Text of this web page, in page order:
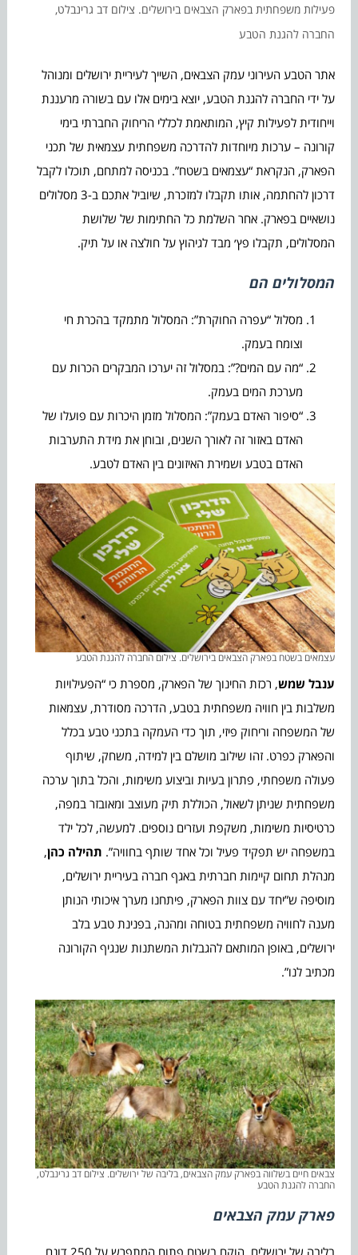
פעילות משפחתית בפארק הצבאים בירושלים. צילום דב גרינבלט,
החברה להגנת הטבע
אתר הטבע העירוני עמק הצבאים, השייך לעיריית ירושלים ומנוהל
על ידי החברה להגנת הטבע, יוצא בימים אלו עם בשורה מרעננת
וייחודית לפעילות קיץ, המותאמת לכללי הריחוק החברתי בימי
קורונה – ערכות מיוחדות להדרכה משפחתית עצמאית של תכני
הפארק, הנקראת “עצמאים בשטח”. בכניסה למתחם, תוכלו לקבל
דרכון להחתמה, אותו תקבלו למזכרת, שיוביל אתכם ב-3 מסלולים
נושאיים בפארק. אחר השלמת כל החתימות של שלושת
המסלולים, תקבלו פץ׳ מבד לגיהוץ על חולצה או על תיק.
המסלולים הם
מסלול “עפרה החוקרת”: המסלול מתמקד בהכרת חי
וצומח בעמק.
“מה עם המים?”: במסלול זה יערכו המבקרים הכרות עם
מערכת המים בעמק.
“סיפור האדם בעמק”: המסלול מזמן היכרות עם פועלו של
האדם באזור זה לאורך השנים, ובוחן את מידת התערבות
האדם בטבע ושמירת האיזונים בין האדם לטבע.
עצמאים בשטח בפארק הצבאים בירושלים. צילום החברה להגנת הטבע
ענבל שמש, רכזת החינוך של הפארק, מספרת כי “הפעילויות
משלבות בין חוויה משפחתית בטבע, הדרכה מסודרת, עצמאות
של המשפחה וריחוק פיזי, תוך כדי העמקה בתכני טבע בכלל
והפארק כפרט. זהו שילוב מושלם בין למידה, משחק, שיתוף
פעולה משפחתי, פתרון בעיות וביצוע משימות, והכל בתוך ערכה
משפחתית שניתן לשאול, הכוללת תיק מעוצב ומאובזר במפה,
כרטיסיות משימות, משקפת ועזרים נוספים. למעשה, לכל ילד
במשפחה יש תפקיד פעיל וכל אחד שותף בחוויה”. תהילה כהן,
מנהלת תחום קיימות חברתית באגף חברה בעיריית ירושלים,
מוסיפה ש”יחד עם צוות הפארק, פיתחנו מערך איכותי הנותן
מענה לחוויה משפחתית בטוחה ומהנה, בפנינת טבע בלב
ירושלים, באופן המותאם להגבלות המשתנות שנגיף הקורונה
מכתיב לנו”.
צבאים חיים בשלווה בפארק עמק הצבאים, בליבה של ירושלים. צילום דב גרינבלט,
החברה להגנת הטבע
פארק עמק הצבאים
בליבה של ירושלים, הוקם בשטח פתוח המתפרש על 250 דונם